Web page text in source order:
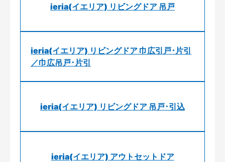
ieria(イエリア) リビングドア 吊戸
ieria(イエリア) リビングドア 巾広引戸･片引
／巾広吊戸･片引
ieria(イエリア) リビングドア 吊戸･引込
ieria(イエリア) アウトセットドア